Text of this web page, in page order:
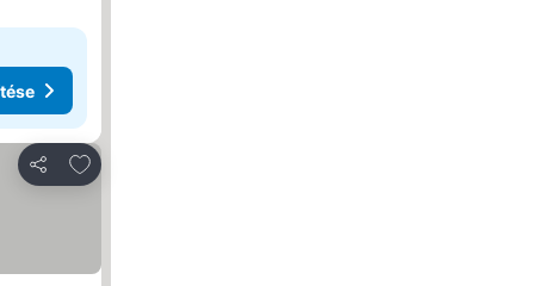
Megosztás
Hozzáadás a kedvencekhez